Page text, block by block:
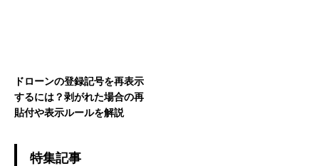
ドローンの登録記号を再表示
するには？剥がれた場合の再
貼付や表示ルールを解説
特集記事